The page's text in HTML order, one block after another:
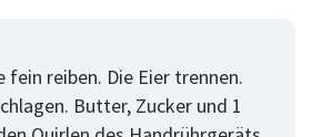
fein reiben. Die Eier trennen.
Butter, Zucker und 1